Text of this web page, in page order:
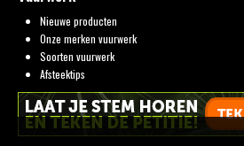
Nieuwe producten
Onze merken vuurwerk
Soorten vuurwerk
Afsteektips